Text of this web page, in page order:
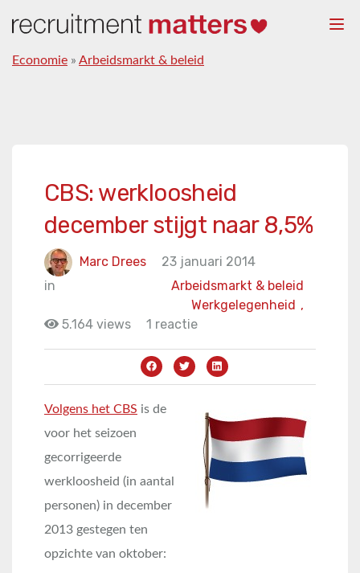
Economie » Arbeidsmarkt & beleid
CBS: werkloosheid
december stijgt naar 8,5%
Marc Drees
23 januari 2014
in
Arbeidsmarkt & beleid
Werkgelegenheid ,
5.164 views
1 reactie
Volgens het CBS is de
voor het seizoen
gecorrigeerde
werkloosheid (in aantal
personen) in december
2013 gestegen ten
opzichte van oktober: